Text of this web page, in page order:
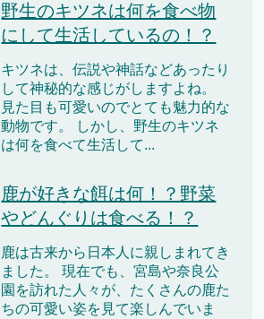
野生のキツネは何を食べ物
にして生活しているの！？
キツネは、伝説や神話などあったり
して神秘的な感じがしますよね。
見た目も可愛いのでとても魅力的な
動物です。 しかし、野生のキツネ
は何を食べて生活して...
鹿が好きな餌は何！？野菜
やどんぐりは食べる！？
鹿は古来から日本人に親しまれてき
ました。 現在でも、宮島や奈良公
園を訪れた人々が、たくさんの鹿た
ちの可愛い姿を見て楽しんでいま